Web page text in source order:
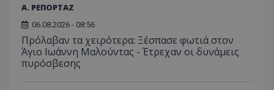
Α. ΡΕΠΟΡΤΑΖ
06.08.2026 - 08:56
Πρόλαβαν τα χειρότερα: Ξέσπασε φωτιά στον
Άγιο Ιωάννη Μαλούντας - Έτρεχαν οι δυνάμεις
πυρόσβεσης